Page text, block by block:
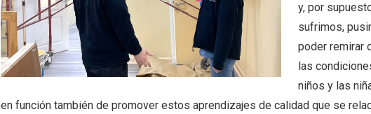
y, por
sufrimos,
poder remirar
las
niños y las
en función también de promover estos aprendizajes de calidad que se